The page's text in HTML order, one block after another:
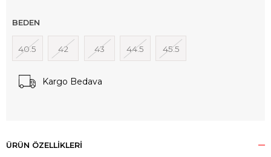
BEDEN
40.5 42 43 44.5 45.5
Kargo Bedava
ÜRÜN ÖZELLIKLERI